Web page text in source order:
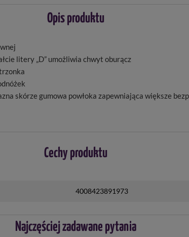
Opis produktu
litery „D” umożliwia chwyt oburącz
skórze gumowa powłoka zapewniająca większe
Cechy produktu
4008423891973
Najczęściej zadawane pytania